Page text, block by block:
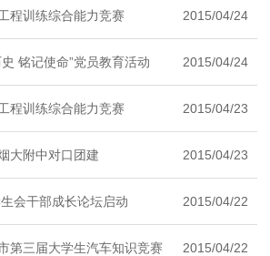
程训练综合能力竞赛 2015/04/24
铭记使命”党员教育活动 2015/04/24
程训练综合能力竞赛 2015/04/23
大附中对口团建 2015/04/23
会干部成长论坛启动 2015/04/22
第三届大学生汽车知识竞赛 2015/04/22